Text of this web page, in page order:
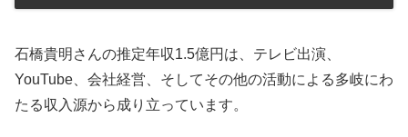
石橋貴明さんの推定年収1.5億円は、テレビ出演、
YouTube、会社経営、そしてその他の活動による多岐にわ
たる収入源から成り立っています。